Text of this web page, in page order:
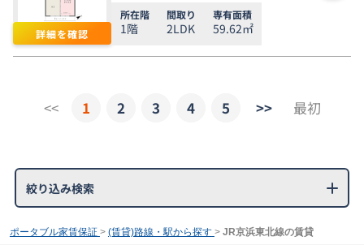
詳細を確認
所在階
1階
間取り
2LDK
専有面積
59.62㎡
<< 1 2 3 4 5 >> 最初
絞り込み検索
ポータブル家賃保証 > (賃貸)路線・駅から探す > JR京浜東北線の賃貸